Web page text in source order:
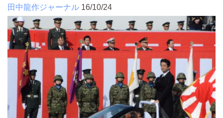
田中龍作ジャーナル 16/10/24